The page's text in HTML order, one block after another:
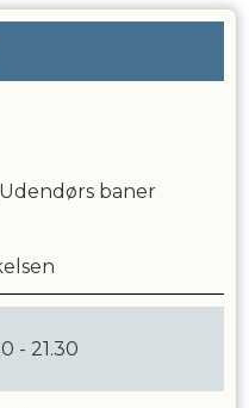
baner
- 21.30